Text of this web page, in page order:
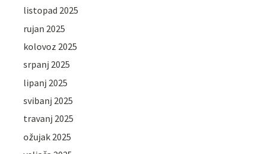
listopad 2025
rujan 2025
kolovoz 2025
srpanj 2025
lipanj 2025
svibanj 2025
travanj 2025
ožujak 2025